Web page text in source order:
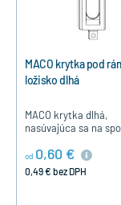
MACO krytka pod rámové
ložisko dlhá
MACO krytka dlhá,
nasúvajúca sa na spodné
otváravo-sklopné okná
drevené a plastové.
0,60 €
0,49 € bez DPH